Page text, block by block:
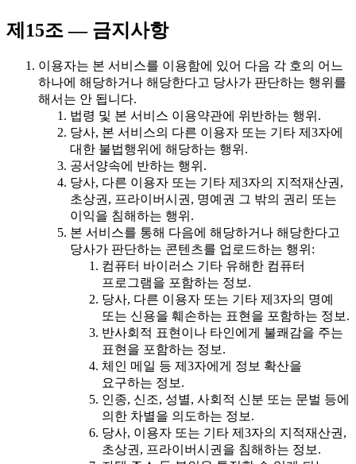
제15조 — 금지사항
이용자는 본 서비스를 이용함에 있어 다음 각 호의 어느
하나에 해당하거나 해당한다고 당사가 판단하는 행위를
해서는 안 됩니다.
법령 및 본 서비스 이용약관에 위반하는 행위.
당사, 본 서비스의 다른 이용자 또는 기타 제3자에
대한 불법행위에 해당하는 행위.
공서양속에 반하는 행위.
당사, 다른 이용자 또는 기타 제3자의 지적재산권,
초상권, 프라이버시권, 명예권 그 밖의 권리 또는
이익을 침해하는 행위.
본 서비스를 통해 다음에 해당하거나 해당한다고
당사가 판단하는 콘텐츠를 업로드하는 행위:
컴퓨터 바이러스 기타 유해한 컴퓨터
프로그램을 포함하는 정보.
당사, 다른 이용자 또는 기타 제3자의 명예
또는 신용을 훼손하는 표현을 포함하는 정보.
반사회적 표현이나 타인에게 불쾌감을 주는
표현을 포함하는 정보.
체인 메일 등 제3자에게 정보 확산을
요구하는 정보.
인종, 신조, 성별, 사회적 신분 또는 문벌 등에
의한 차별을 의도하는 정보.
당사, 이용자 또는 기타 제3자의 지적재산권,
초상권, 프라이버시권을 침해하는 정보.